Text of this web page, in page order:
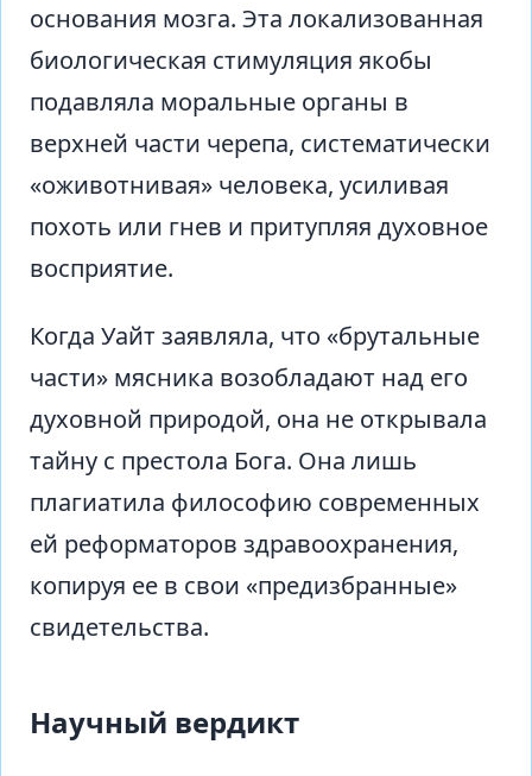
основания мозга. Эта локализованная
биологическая стимуляция якобы
подавляла моральные органы в
верхней части черепа, систематически
«оживотнивая» человека, усиливая
похоть или гнев и притупляя духовное
восприятие.
Когда Уайт заявляла, что «брутальные
части» мясника возобладают над его
духовной природой, она не открывала
тайну с престола Бога. Она лишь
плагиатила философию современных
ей реформаторов здравоохранения,
копируя ее в свои «предизбранные»
свидетельства.
Научный вердикт